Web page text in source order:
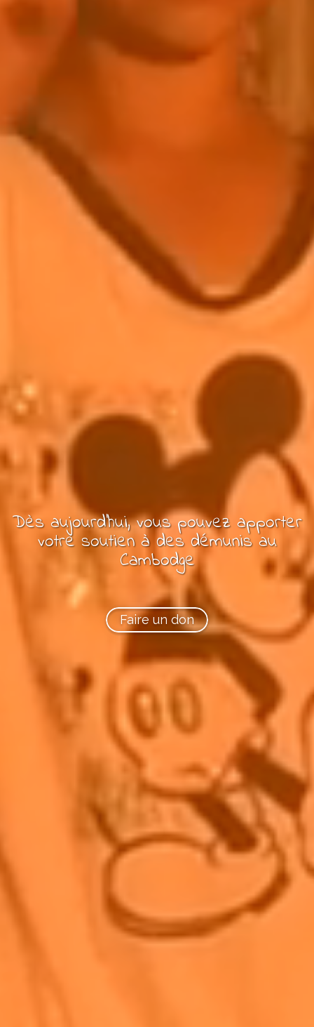
Dès aujourd'hui, vous pouvez apporter
votre soutien àdes démunisau
Cambodge
Faire un don